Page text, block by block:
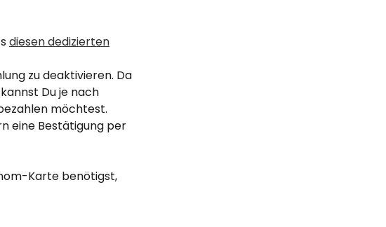
diesen dedizierten
zu deaktivieren. Da
Du je nach
möchtest.
eine Bestätigung per
Karte benötigst,